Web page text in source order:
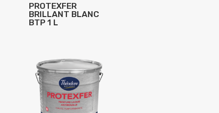
PROTEXFER
BRILLANT BLANC
BTP 1 L